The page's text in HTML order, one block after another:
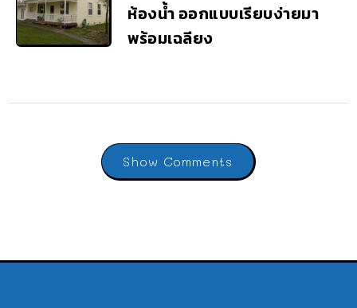
ห้องน้ำ ออกแบบเรียบง่ายมา
พร้อมเฉลียง
Show Comments